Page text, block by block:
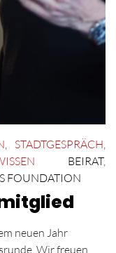
, STADTGESPRÄCH,
BEIRAT,
FOUNDATION
neuen Jahr
Wir freuen